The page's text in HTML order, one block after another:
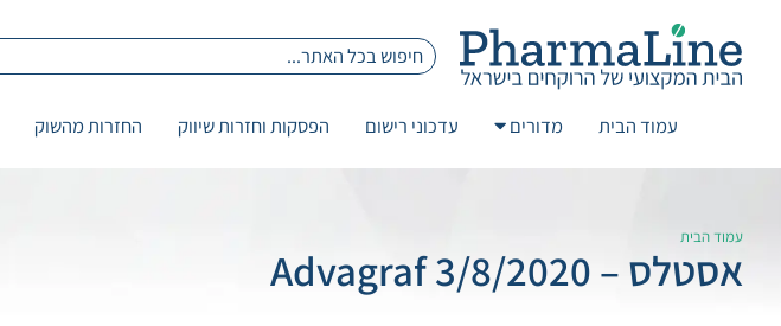
עמוד הבית מדורים עדכוני רישום הפסקות וחזרות שיווק החזרות מהשוק
עמוד הבית
אסטלס – 3/8/2020 Advagraf